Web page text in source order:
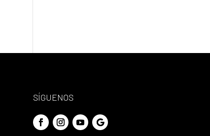
SÍGUENOS